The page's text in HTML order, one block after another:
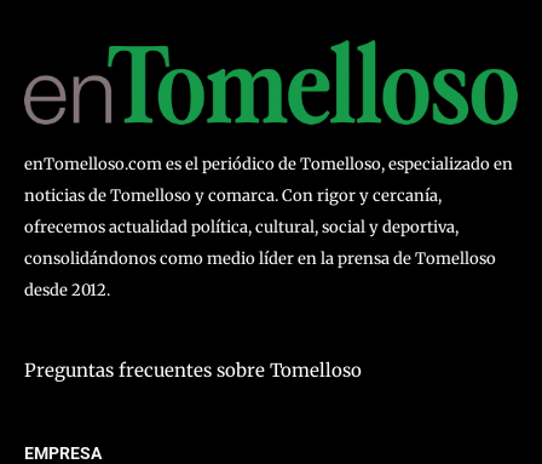
enTomelloso.com es el periódico de Tomelloso, especializado en
noticias de Tomelloso y comarca. Con rigor y cercanía,
ofrecemos actualidad política, cultural, social y deportiva,
consolidándonos como medio líder en la prensa de Tomelloso
desde 2012.
Preguntas frecuentes sobre Tomelloso
EMPRESA